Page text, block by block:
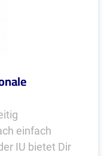
einfach
IU bietet Dir